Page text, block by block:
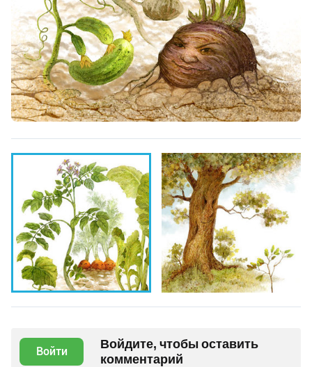
Войти
Войдите, чтобы оставить
комментарий